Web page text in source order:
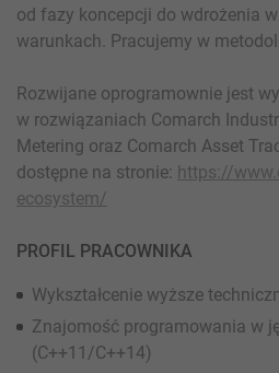
od fazy koncepcji do wdrożenia
warunkach. Pracujemy w
Rozwijane oprogramownie jest
w rozwiązaniach Comarch
Metering oraz Comarch Asset
dostępne na stronie: https://
ecosystem/
PROFIL PRACOWNIKA
Wykształcenie wyższe
Znajomość programowania w
(C++11/C++14)